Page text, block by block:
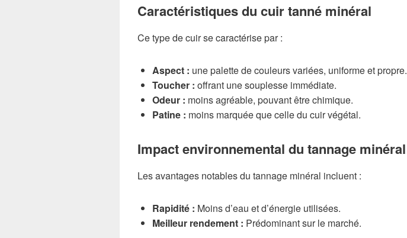
Caractéristiques du cuir tanné minéral
Ce type de cuir se caractérise par :
Aspect : une palette de couleurs variées, uniforme et propre.
Toucher : offrant une souplesse immédiate.
Odeur : moins agréable, pouvant être chimique.
Patine : moins marquée que celle du cuir végétal.
Impact environnemental du tannage minéral
Les avantages notables du tannage minéral incluent :
Rapidité : Moins d’eau et d’énergie utilisées.
Meilleur rendement : Prédominant sur le marché.